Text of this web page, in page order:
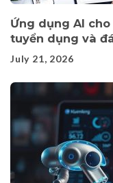
Ứng dụng AI
tuyển dụng và
July 21, 2026